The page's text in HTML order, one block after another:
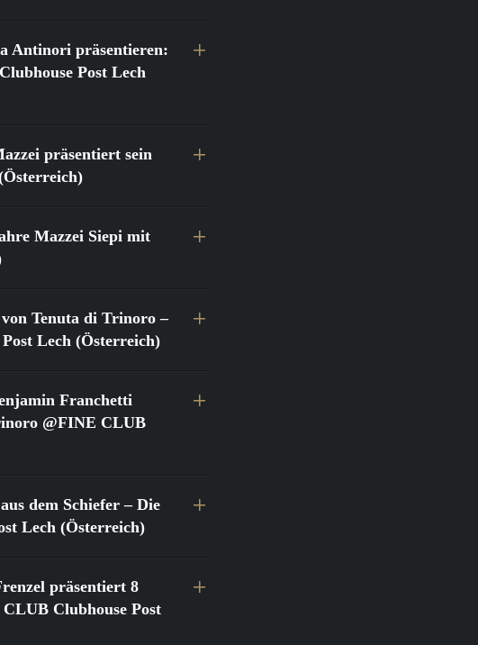
Antinori präsentieren:
Post Lech
präsentiert sein
Mazzei Siepi mit
von Tenuta di Trinoro –
Lech (Österreich)
Franchetti
@FINE CLUB
dem Schiefer – Die
Lech (Österreich)
präsentiert 8
Clubhouse Post